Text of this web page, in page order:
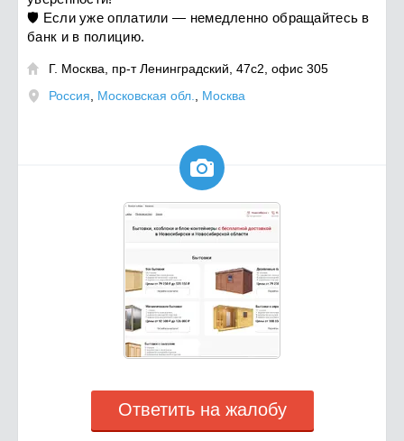
🛡️ Если уже оплатили — немедленно обращайтесь в
банк и в полицию.

Г. Москва, пр-т Ленинградский, 47с2, офис 305
Россия
Московская обл. Москва

Ответить на жалобу